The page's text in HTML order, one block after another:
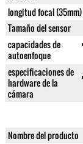
longitud focal (35mm)
Tamaño del sensor
capacidades de
autoenfoque
especificaciones de
hardware de la
cámara
Nombre del producto